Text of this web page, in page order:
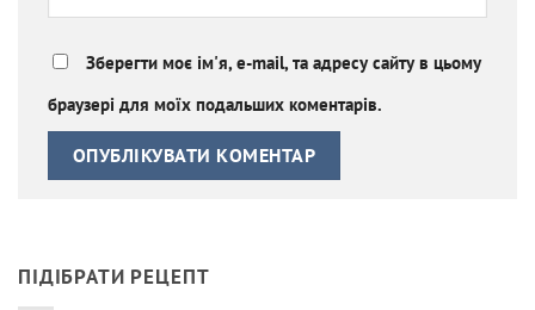
Зберегти моє ім'я, e-mail, та адресу сайту в цьому
браузері для моїх подальших коментарів.
ПІДІБРАТИ РЕЦЕПТ